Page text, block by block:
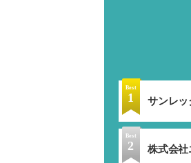
Best
1 サンレッ
Best
2 株式会社